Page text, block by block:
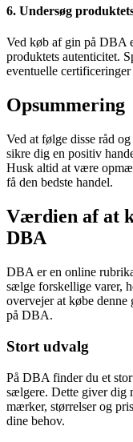
6. Undersøg
Ved køb af gin på DBA
produktets autenticitet.
eventuelle
Opsummering
Ved at følge disse råd
sikre dig en positiv
Husk altid at være
få den bedste handel.
Værdien af at
DBA
DBA er en online
sælge forskellige varer,
overvejer at købe denne
på DBA.
Stort udvalg
På DBA finder du et
sælgere. Dette giver dig
mærker, størrelser og
dine behov.